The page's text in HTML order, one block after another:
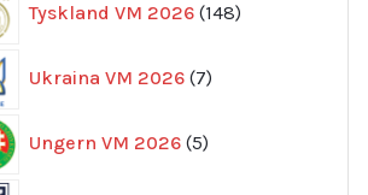
Tyskland VM 2026 148
produkter
Ukraina VM 2026 7
produkter
Ungern VM 2026 5
produkter